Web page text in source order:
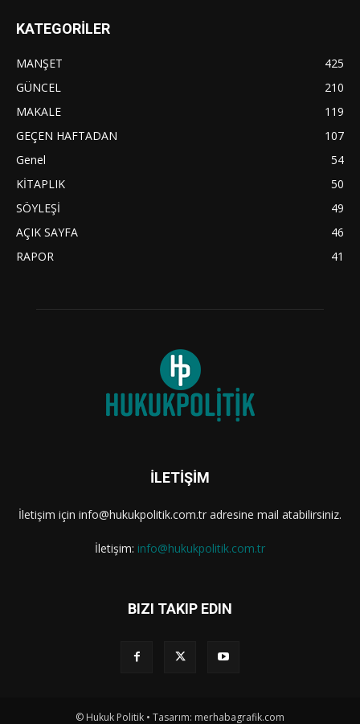
KATEGORİLER
MANŞET
425
GÜNCEL
210
MAKALE
119
GEÇEN HAFTADAN
107
Genel
54
KİTAPLIK
50
SÖYLEŞİ
49
AÇIK SAYFA
46
RAPOR
41
İLETİŞİM
İletişim için info@hukukpolitik.com.tr adresine mail atabilirsiniz.
İletişim: info@hukukpolitik.com.tr
BIZI TAKIP EDIN
© Hukuk Politik • Tasarım: merhabagrafik.com